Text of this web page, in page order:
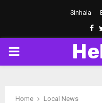
Sinhala
PRIMARY
Home
Local News